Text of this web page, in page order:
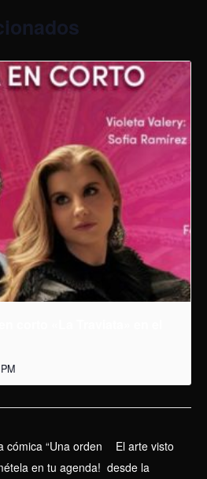
cómica “Una orden
en tu agenda!
El arte visto
desde la